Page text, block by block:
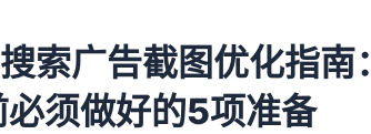
索广告截图优化指南：
须做好的5项准备